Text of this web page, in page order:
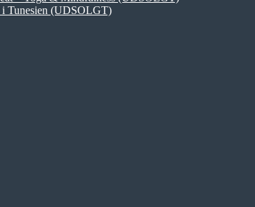
i Tunesien (UDSOLGT)